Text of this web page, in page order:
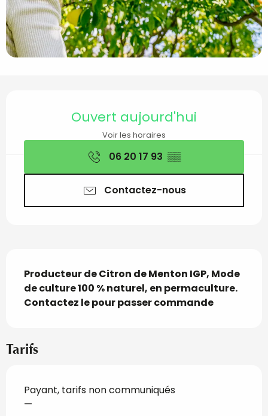
Ouverture et
Ouvert aujourd'hui
Voir les horaires
06 20 17 93 ▒▒
Contactez-nous
Description
Producteur de Citron de Menton IGP, Mode
de culture 100 % naturel, en permaculture.
Contactez le pour passer commande
Tarifs
Payant, tarifs non communiqués
—